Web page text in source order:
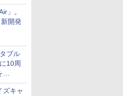
」。
開発
ブル
10周
円
ズキャ